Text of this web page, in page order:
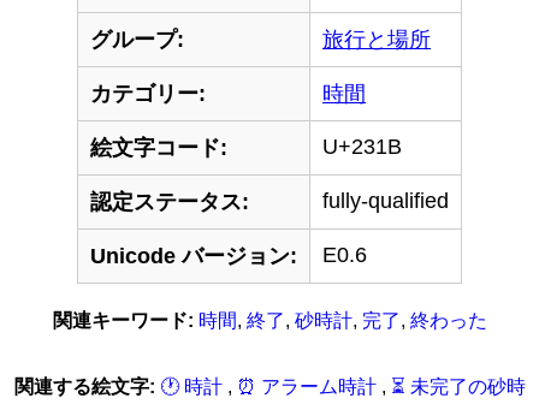
グループ: 旅行と場所
カテゴリー: 時間
絵文字コード: U+231B
認定ステータス: fully-qualified
Unicode バージョン: E0.6
関連キーワード: 時間, 終了, 砂時計, 完了, 終わった
関連する絵文字: 🕐 時計 , ⏰ アラーム時計 , ⏳ 未完了の砂時